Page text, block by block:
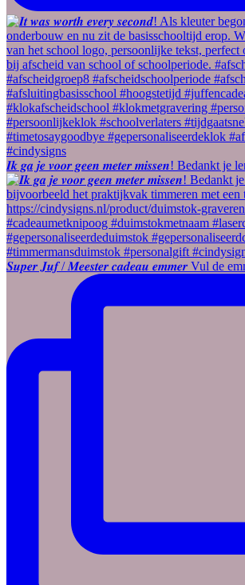
𝑰𝒌 𝒈𝒂 𝒋𝒆 𝒗𝒐𝒐𝒓 𝒈𝒆𝒆𝒏 𝒎𝒆𝒕𝒆𝒓 𝒎𝒊𝒔𝒔𝒆𝒏! Bedankt je
𝑺𝒖𝒑𝒆𝒓 𝑱𝒖𝒇 / 𝑴𝒆𝒆𝒔𝒕𝒆𝒓 𝒄𝒂𝒅𝒆𝒂𝒖 𝒆𝒎𝒎𝒆𝒓 Vul de